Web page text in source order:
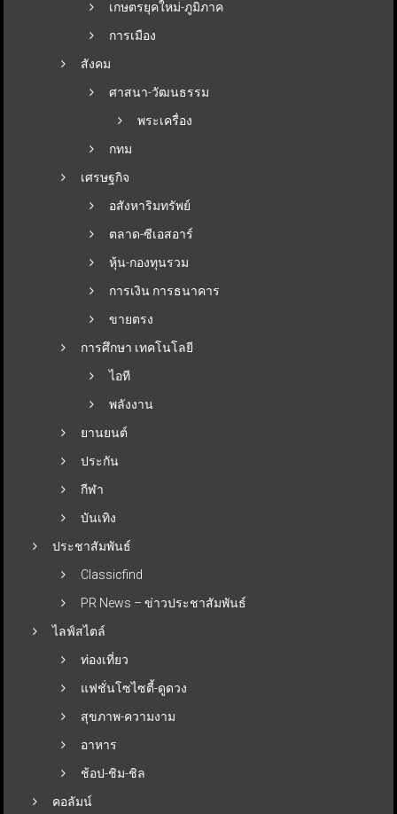
เกษตรยุคใหม่-ภูมิภาค
การเมือง
สังคม
ศาสนา-วัฒนธรรม
พระเครื่อง
กทม
เศรษฐกิจ
อสังหาริมทรัพย์
ตลาด-ซีเอสอาร์
หุ้น-กองทุนรวม
การเงิน การธนาคาร
ขายตรง
การศึกษา เทคโนโลยี
ไอที
พลังงาน
ยานยนต์
ประกัน
กีฬา
บันเทิง
ประชาสัมพันธ์
Classicfind
PR News – ข่าวประชาสัมพันธ์
ไลฟ์สไตล์
ท่องเที่ยว
แฟชั่นโซไซตี้-ดูดวง
สุขภาพ-ความงาม
อาหาร
ช้อป-ชิม-ชิล
คอลัมน์